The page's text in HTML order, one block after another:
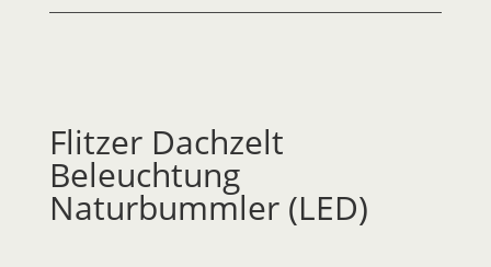
Flitzer Dachzelt
Beleuchtung
Naturbummler (LED)